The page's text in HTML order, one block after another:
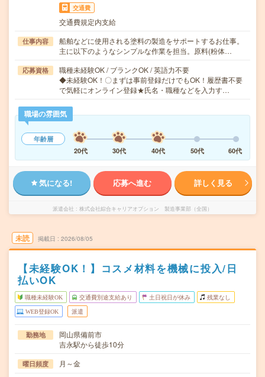
交通費
交通費規定内支給
仕事内容
船舶などに使用される塗料の製造をサポートするお仕事。
主に以下のようなシンプルな作業を担当。原料(粉体…
応募資格
職種未経験OK / ブランクOK / 英語力不要
◆未経験OK！〇まずは事前登録だけでもOK！履歴書不要
で気軽にオンライン登録★氏名・職種などを入力す…
職場の雰囲気
年齢層
20代
30代 40代 50代 60代
気になる! 応募へ進む 詳しく見る
派遣会社 株式会社綜合キャリアオプション 製造事業部（全国）
未読 掲載日 2026/08/05
【未経験OK！】コスメ材料を機械に投入/日
払いOK
職種未経験OK 交通費別途支給あり 土日祝日が休み 残業なし
WEB登録OK 派遣
勤務地
岡山県備前市
吉永駅から徒歩10分
曜日頻度 月～金